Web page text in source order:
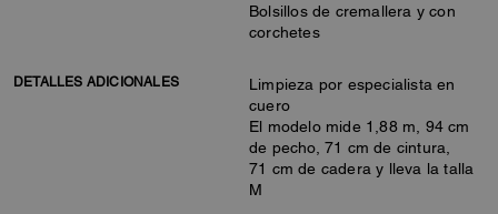
Bolsillos de cremallera y con
corchetes
DETALLES ADICIONALES
Limpieza por especialista en
cuero
El modelo mide 1,88 m, 94 cm
de pecho, 71 cm de cintura,
71 cm de cadera y lleva la talla
M